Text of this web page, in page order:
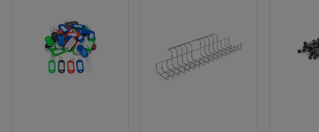
težine predmeta.
Opremljene su platformom za vaganje od nehrđajućeg
čelika, izdržljivom i jednostavnom za čišćenje.
Procjena vremena
Težina: 3,8 kg
Testirano: CE
Preuzmite korisnički priručnik